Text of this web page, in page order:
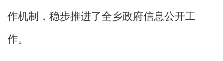
作机制，稳步推进了全乡政府信息公开工
作。